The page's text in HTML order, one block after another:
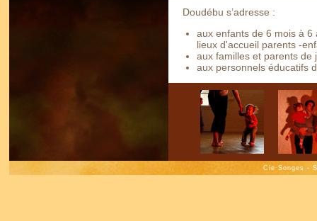
Doudébu s’adresse :
aux enfants de 6 mois à 6
lieux d'accueil parents -
aux familles et parents de
aux personnels éducatifs
Cie Songes -